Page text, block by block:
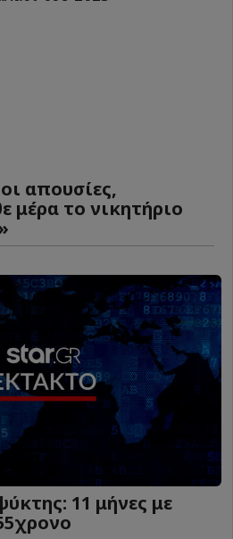
απουσίες,
μέρα το νικητήριο
11 μήνες με